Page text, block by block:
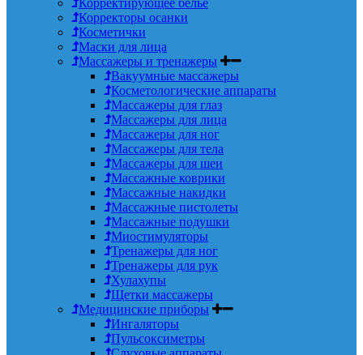
Корректоры осанки
Косметички
Маски для лица
Массажеры и тренажеры
Вакуумные массажеры
Косметологические аппараты
Массажеры для глаз
Массажеры для лица
Массажеры для ног
Массажеры для тела
Массажеры для шеи
Массажные коврики
Массажные накидки
Массажные пистолеты
Массажные подушки
Миостимуляторы
Тренажеры для ног
Тренажеры для рук
Хулахупы
Щетки массажеры
Медицинские приборы
Ингаляторы
Пульсоксиметры